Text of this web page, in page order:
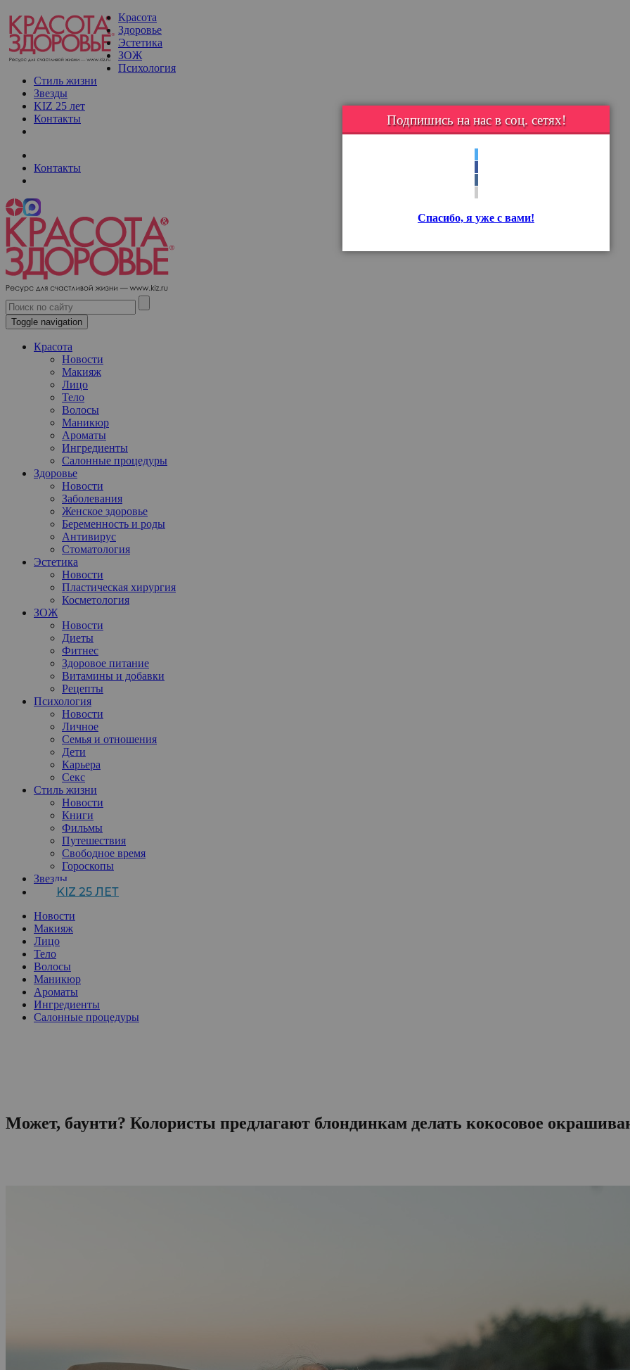
Красота
Здоровье
Эстетика
ЗОЖ
Психология
Стиль жизни
Звезды
KIZ 25 лет
Контакты
Контакты
Toggle navigation
Красота
Новости
Макияж
Лицо
Тело
Волосы
Маникюр
Ароматы
Ингредиенты
Салонные процедуры
Здоровье
Новости
Заболевания
Женское здоровье
Беременность и роды
Антивирус
Стоматология
Эстетика
Новости
Пластическая хирургия
Косметология
ЗОЖ
Новости
Диеты
Фитнес
Здоровое питание
Витамины и добавки
Рецепты
Психология
Новости
Личное
Семья и отношения
Дети
Карьера
Секс
Стиль жизни
Новости
Книги
Фильмы
Путешествия
Свободное время
Гороскопы
Звезды
KIZ 25 ЛЕТ
Новости
Макияж
Лицо
Тело
Волосы
Маникюр
Ароматы
Ингредиенты
Салонные процедуры
Подпишись на нас в соц. сетях!
Спасибо, я уже с вами!
Может, баунти? Колористы предлагают блондинкам делать кокосовое